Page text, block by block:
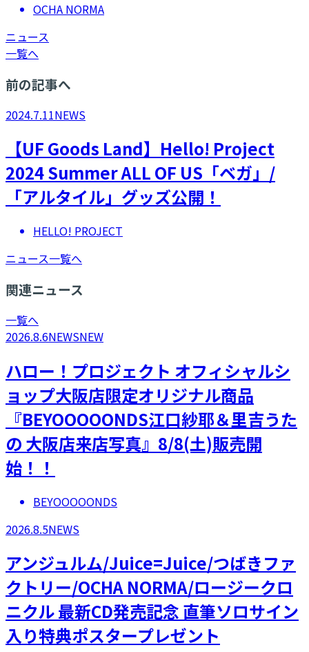
OCHA NORMA
ニュース
一覧へ
前の記事へ
2024.7.11NEWS
【UF Goods Land】Hello! Project
2024 Summer ALL OF US「ベガ」/
「アルタイル」グッズ公開！
HELLO! PROJECT
ニュース一覧へ
関連ニュース
一覧へ
2026.8.6NEWSNEW
ハロー！プロジェクト オフィシャルシ
ョップ大阪店限定オリジナル商品
『BEYOOOOONDS江口紗耶＆里吉うた
の 大阪店来店写真』8/8(土)販売開
始！！
BEYOOOOONDS
2026.8.5NEWS
アンジュルム/Juice=Juice/つばきファ
クトリー/OCHA NORMA/ロージークロ
ニクル 最新CD発売記念 直筆ソロサイン
入り特典ポスタープレゼント